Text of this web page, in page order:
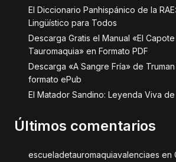
El Diccionario Panhispánico de la
Lingüístico para Todos
Descarga Gratis el Manual «El
Tauromaquia» en Formato PDF
Descarga «A Sangre Fría» de
formato ePub
El Matador Sandino: Leyenda Viva
Últimos comentarios
escueladetauromaquiavalenciaes en